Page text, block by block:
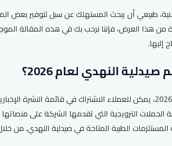
طبيعي أن يبحث المستهلك عن سبل لتوفير
إليها.
للحصول على كود خصم صيدلية النهدي لعام 2026، يمكن للعملاء
الترويجية التي تقدمها الشركة على
الطبية المتاحة في صيدلية النهدي. من